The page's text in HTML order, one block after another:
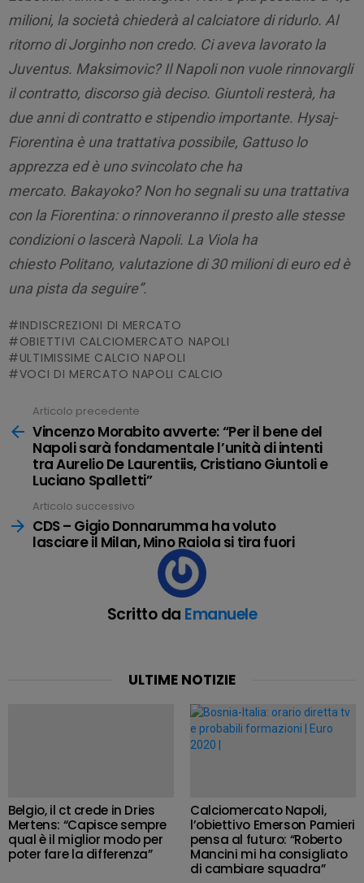
milioni, la società chiederà al calciatore di ridurlo. Al
ritorno di Jorginho non credo. Ci aveva lavorato la
Juventus. Maksimovic? Il Napoli non vuole rinnovargli
il contratto, discorso già deciso. Giuntoli resterà, ha
due anni di contratto e stipendio importante. Hysaj-
Fiorentina è una trattativa possibile, Gattuso lo
apprezza ed è uno svincolato che ha
mercato. Bakayoko? Non ho segnali su una trattativa
con la Fiorentina: o rinnoveranno il presto alle stesse
condizioni o lascerà Napoli. La Viola ha
chiesto Politano, valutazione di 30 milioni di euro ed è
una pista da seguire”.
INDISCREZIONI DI MERCATO
OBIETTIVI CALCIOMERCATO NAPOLI
ULTIMISSIME CALCIO NAPOLI
VOCI DI MERCATO NAPOLI CALCIO
Leggi
tutto
Articolo precedente
Vincenzo Morabito avverte: “Per il bene del
Napoli sarà fondamentale l’unità di intenti
tra Aurelio De Laurentiis, Cristiano Giuntoli e
Luciano Spalletti”
Articolo successivo
CDS – Gigio Donnarumma ha voluto
lasciare il Milan, Mino Raiola si tira fuori
Scritto da Emanuele
ULTIME NOTIZIE
Belgio, il ct crede in Dries
Mertens: “Capisce sempre
qual è il miglior modo per
poter fare la differenza”
Calciomercato Napoli,
l’obiettivo Emerson Pamieri
pensa al futuro: “Roberto
Mancini mi ha consigliato
di cambiare squadra”